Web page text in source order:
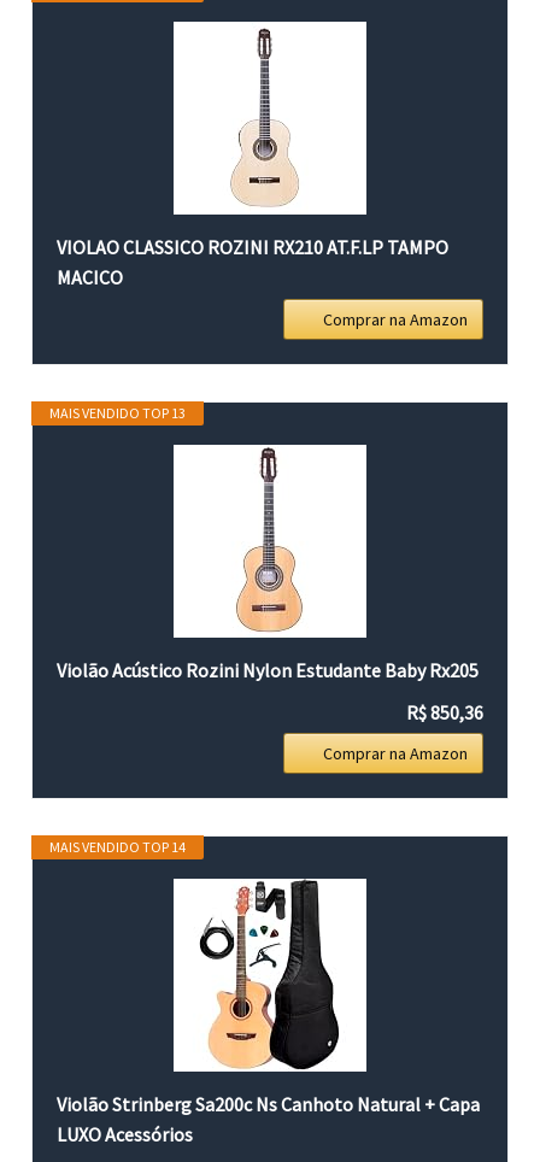
VIOLAO CLASSICO ROZINI RX210 AT.F.LP TAMPO
MACICO
Comprar na Amazon
MAIS VENDIDO TOP 13
Violão Acústico Rozini Nylon Estudante Baby Rx205
R$ 850,36
Comprar na Amazon
MAIS VENDIDO TOP 14
Violão Strinberg Sa200c Ns Canhoto Natural + Capa
LUXO Acessórios